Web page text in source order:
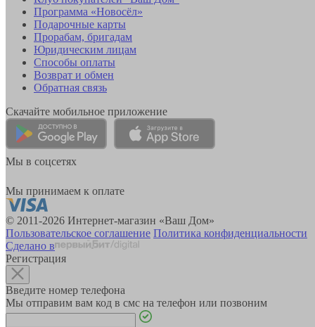
Программа «Новосёл»
Подарочные карты
Прорабам, бригадам
Юридическим лицам
Способы оплаты
Возврат и обмен
Обратная связь
Скачайте мобильное приложение
Мы в соцсетях
Мы принимаем к оплате
© 2011-2026 Интернет-магазин «Ваш Дом»
Пользовательское соглашение Политика конфиденциальности
Сделано в
Регистрация
Введите номер телефона
Мы отправим вам код в смс на телефон или позвоним